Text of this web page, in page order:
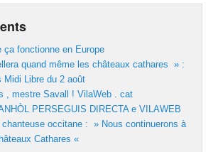
ça fonctionne en Europe
quand même les châteaux cathares » :
Midi Libre du 2 août
, mestre Savall ! VilaWeb . cat
PERSEGUIS DIRECTA e VILAWEB
chanteuse occitane : » Nous continuerons à
Cathares «